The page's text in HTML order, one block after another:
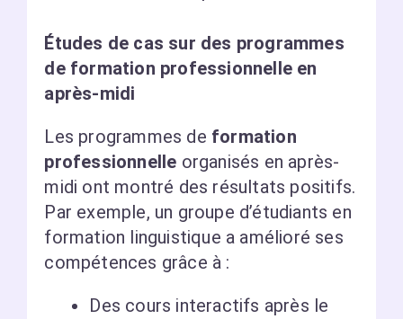
Études de cas sur des programmes
de formation professionnelle en
après-midi
Les programmes de formation
professionnelle organisés en après-
midi ont montré des résultats positifs.
Par exemple, un groupe d’étudiants en
formation linguistique a amélioré ses
compétences grâce à :
Des cours interactifs après le